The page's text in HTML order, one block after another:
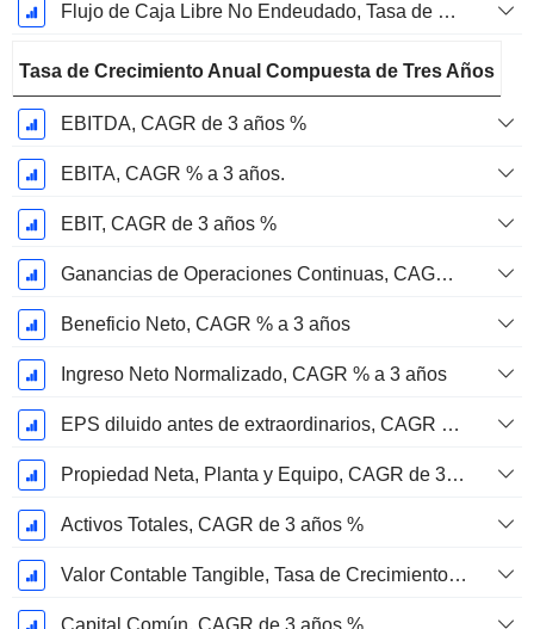
Flujo de Caja Libre No Endeudado, Tasa de Crecimiento Anual Compuesta de 2 Años %
Tasa de Crecimiento Anual Compuesta de Tres Años
EBITDA, CAGR de 3 años %
EBITA, CAGR % a 3 años.
EBIT, CAGR de 3 años %
Ganancias de Operaciones Continuas, CAGR de 3 Años %
Beneficio Neto, CAGR % a 3 años
Ingreso Neto Normalizado, CAGR % a 3 años
EPS diluido antes de extraordinarios, CAGR de 3 años %
Propiedad Neta, Planta y Equipo, CAGR de 3 Años %
Activos Totales, CAGR de 3 años %
Valor Contable Tangible, Tasa de Crecimiento Anual Compuesta de 3 Años %